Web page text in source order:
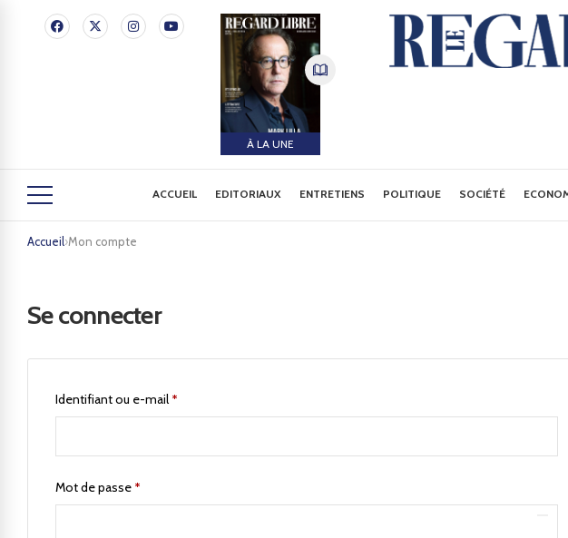
À LA UNE
ACCUEIL EDITORIAUX ENTRETIENS POLITIQUE SOCIÉTÉ
Accueil›Mon compte
Se connecter
Identifiant ou e-mail *
Mot de passe *